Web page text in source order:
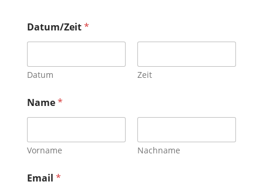
Datum/Zeit*
Datum Zeit
Name*
Vorname Nachname
Email *